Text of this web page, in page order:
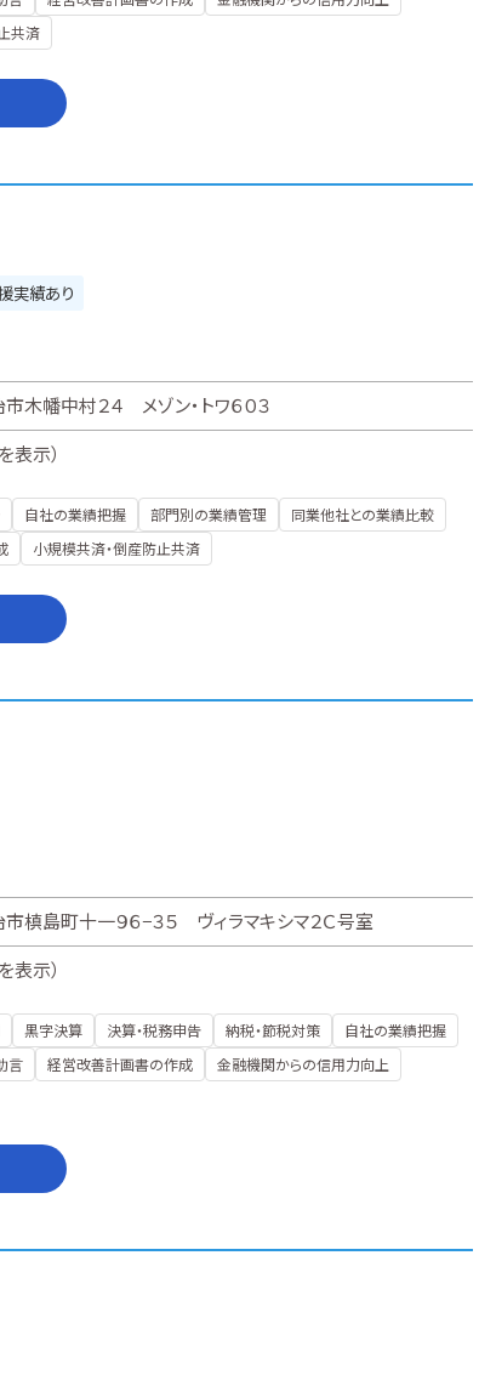
共済
実績あり
木幡中村２４ メゾン・トワ６０３
表示）
自社の業績把握 部門別の業績管理
同業他社との業績比較
小規模共済・倒産防止共済
槙島町十一９６−３５ ヴィラマキシマ２Ｃ号室
表示）
黒字決算 決算・税務申告 納税・節税対策
自社の業績把握
言 経営改善計画書の作成
金融機関からの信用力向上